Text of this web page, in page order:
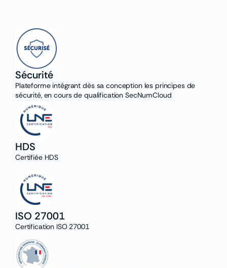
Sécurité
Plateforme intégrant dès sa conception les principes de
sécurité, en cours de qualification SecNumCloud
HDS
Certifiée HDS
ISO 27001
Certification ISO 27001